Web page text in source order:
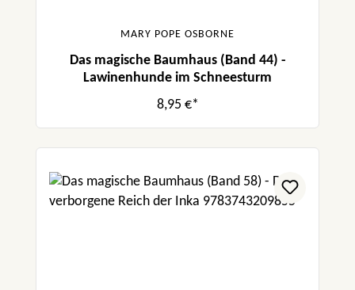
MARY POPE OSBORNE
Das magische Baumhaus (Band 44) -
Lawinenhunde im Schneesturm
8,95 €*